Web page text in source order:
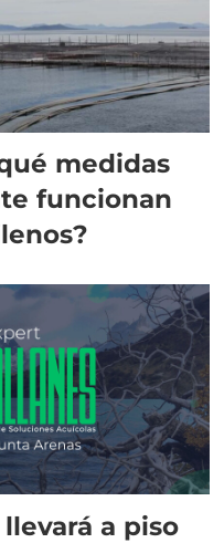
medidas
funcionan
a piso